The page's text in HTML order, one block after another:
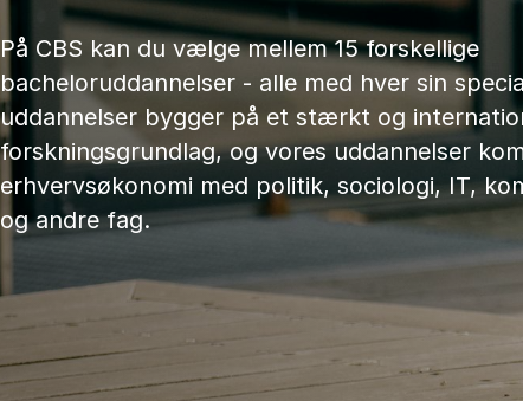
På CBS kan du vælge mellem 15 forskellige
bacheloruddannelser - alle med hver sin
uddannelser bygger på et stærkt og
forskningsgrundlag, og vores uddannelser
erhvervsøkonomi med politik, sociologi, IT,
og andre fag.